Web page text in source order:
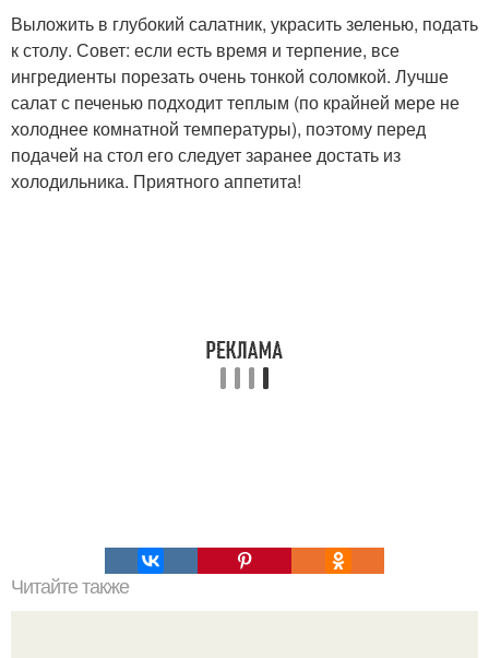
Выложить в глубокий салатник, украсить зеленью, подать
к столу. Совет: если есть время и терпение, все
ингредиенты порезать очень тонкой соломкой. Лучше
салат с печенью подходит теплым (по крайней мере не
холоднее комнатной температуры), поэтому перед
подачей на стол его следует заранее достать из
холодильника. Приятного аппетита!
Читайте также